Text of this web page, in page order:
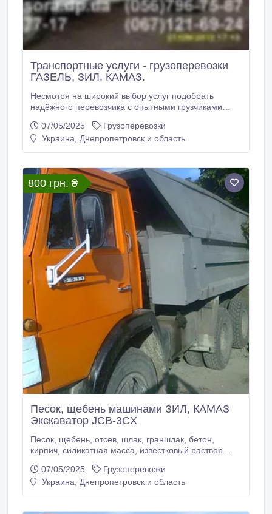
Транспортные услуги - грузоперевозки
ГАЗЕЛЬ, ЗИЛ, КАМАЗ.
Несмотря на широкий выбор услуг подобрать
надёжного перевозчика с опытными грузчиками
где получить качественные грузоперевозки, ВАМ
стоит обратиться к нам. К Вашим услугам
выполняет самую различную работу начиная от
квартирных переездов и заканчивая вывозом
строительного мусора после ремонтов, старой
мебели на утилизацию и различного хлама.
07/05/2025
Грузоперевозки
Украина, Днепропетровск и область
800 грн. ₴
Песок, щебень машинами ЗИЛ, КАМАЗ
Экскаватор JCB-3CX
Песок, щебень, отсев, шлак, граншлак, бетон,
кирпич, силикатная масса, известковый раствор
Услуги грузчиков, экскаватора JCB-3CX. Работаем с
НДС/без НДС. тел. 796-75-87 067-121-69-24 050-
07/05/2025
Грузоперевозки
Украина, Днепропетровск и область